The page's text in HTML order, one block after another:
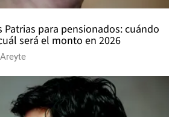
Patrias para pensionados: cuándo
será el monto en 2026